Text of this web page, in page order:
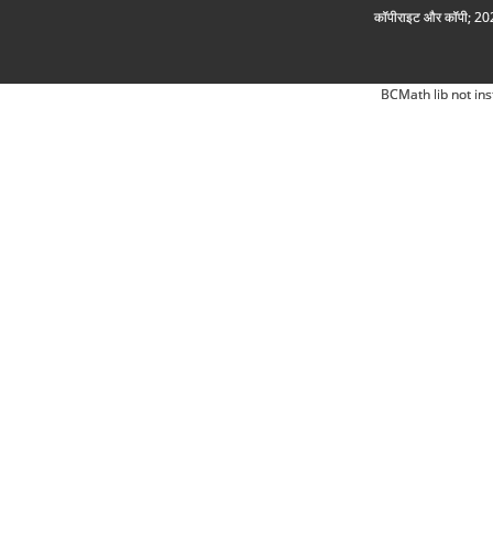
कॉपीराइट और कॉपी;
BCMath lib not